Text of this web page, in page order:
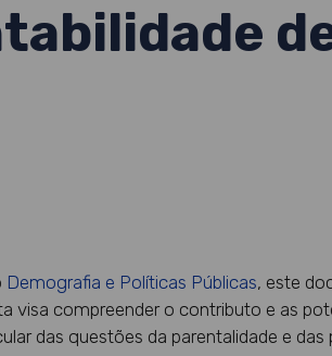
Demografia e Políticas Públicas, este
visa compreender o contributo e as
das questões da parentalidade e das